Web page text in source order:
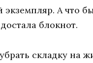
экземпляр. А что
блокнот.
складку на